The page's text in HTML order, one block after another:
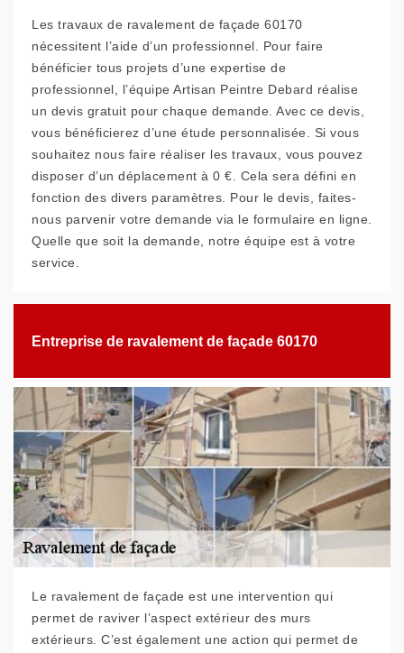
Les travaux de ravalement de façade 60170
nécessitent l’aide d’un professionnel. Pour faire
bénéficier tous projets d’une expertise de
professionnel, l’équipe Artisan Peintre Debard réalise
un devis gratuit pour chaque demande. Avec ce devis,
vous bénéficierez d’une étude personnalisée. Si vous
souhaitez nous faire réaliser les travaux, vous pouvez
disposer d’un déplacement à 0 €. Cela sera défini en
fonction des divers paramètres. Pour le devis, faites-
nous parvenir votre demande via le formulaire en ligne.
Quelle que soit la demande, notre équipe est à votre
service.
Entreprise de ravalement de façade 60170
Le ravalement de façade est une intervention qui
permet de raviver l’aspect extérieur des murs
extérieurs. C’est également une action qui permet de